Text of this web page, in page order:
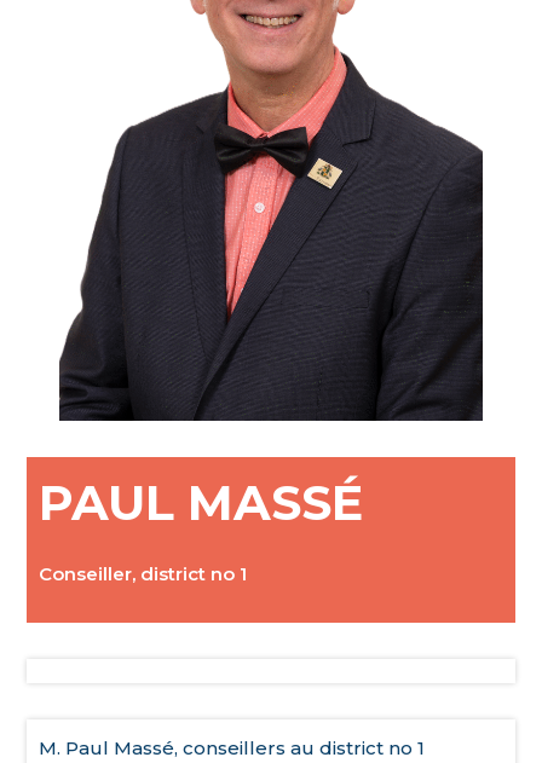
PAUL MASSÉ
Conseiller, district no 1
M. Paul Massé, conseillers au district no 1